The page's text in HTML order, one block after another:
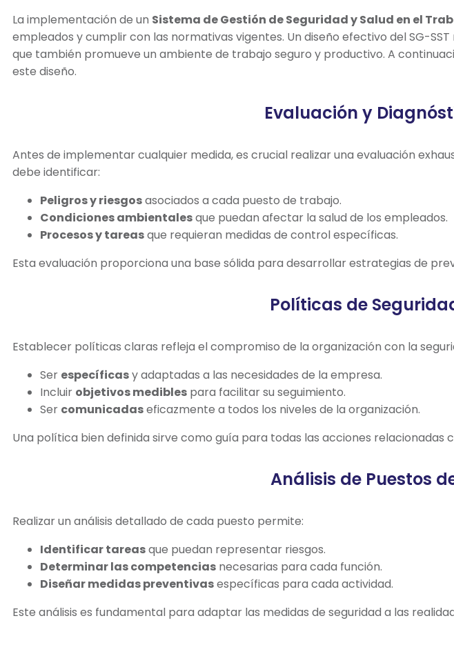
La implementación de un Sistema de Gestión de Seguridad y Salud en el
empleados y cumplir con las normativas vigentes. Un diseño efectivo del SG-
que también promueve un ambiente de trabajo seguro y productivo. A
este diseño.
Evaluación y
Antes de implementar cualquier medida, es crucial realizar una evaluación
debe identificar:
Peligros y riesgosasociados a cada puesto de trabajo.
Condiciones ambientalesque puedan afectar la salud de los empleados.
Procesos y tareasque requieran medidas de control específicas.
Esta evaluación proporciona una base sólida para desarrollar estrategias de
Políticas de
Establecer políticas claras refleja el compromiso de la organización con la
Ser específicasy adaptadas a las necesidades de la empresa.
Incluir objetivos medibles para facilitar su seguimiento.
Ser comunicadaseficazmente a todos los niveles de la organización.
Una política bien definida sirve como guía para todas las acciones relacionadas
Análisis de Puestos
Realizar un análisis detallado de cada puesto permite:
Identificar tareasque puedan representar riesgos.
Determinar las competencias necesarias para cada función.
Diseñar medidas preventivasespecíficas para cada actividad.
Este análisis es fundamental para adaptar las medidas de seguridad a las